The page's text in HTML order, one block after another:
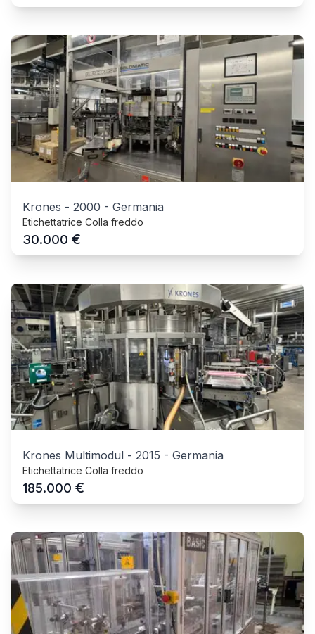
Krones - 2000 - Germania
Etichettatrice Colla freddo
30.000 €
Krones Multimodul - 2015 - Germania
Etichettatrice Colla freddo
185.000 €